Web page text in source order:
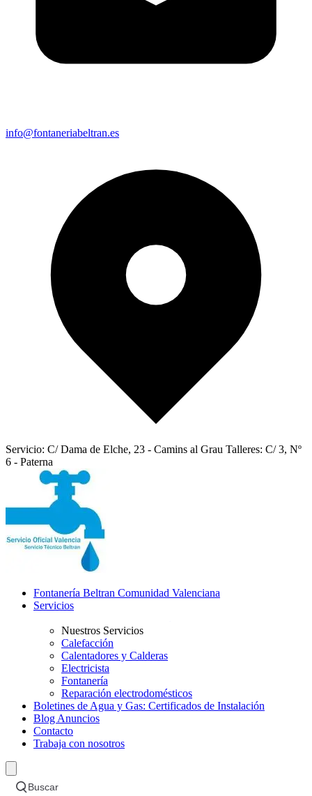
info@fontaneriabeltran.es
Servicio: C/ Dama de Elche, 23 - Camins al Grau Talleres: C/ 3, Nº
6 - Paterna
Fontanería Beltran Comunidad Valenciana
Servicios
Nuestros Servicios
Calefacción
Calentadores y Calderas
Electricista
Fontanería
Reparación electrodomésticos
Boletines de Agua y Gas: Certificados de Instalación
Blog Anuncios
Contacto
Trabaja con nosotros
Buscar